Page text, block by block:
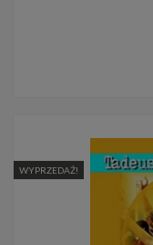
WYPRZEDAŻ!